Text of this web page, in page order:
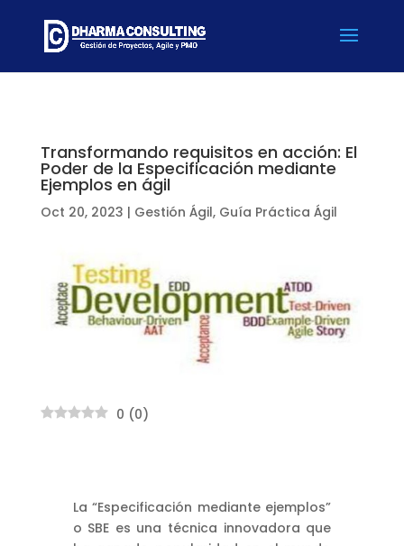
Transformando requisitos en acción: El
Poder de la Especificación mediante
Ejemplos en ágil
Oct 20, 2023 | Gestión Ágil, Guía Práctica Ágil
0 (0)
La “Especificación mediante ejemplos”
o SBE es una técnica innovadora que